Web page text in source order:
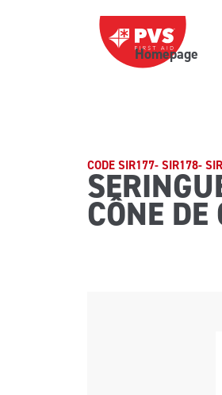
Passer au contenu
Navigation
Homepage
CODE SIR177- SIR178-
CÔNE